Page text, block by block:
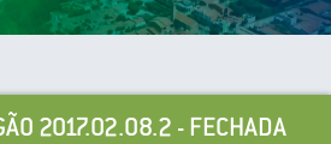
2017.02.08.2 - FECHADA